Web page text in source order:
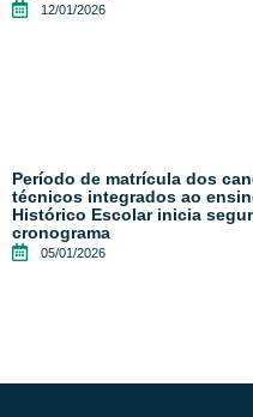
12/01/2026
Período de matrícula dos
técnicos integrados ao
Histórico Escolar inicia
cronograma
05/01/2026